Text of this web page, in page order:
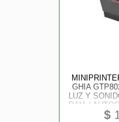
GHIA
LUZ Y
RJ11 /
$